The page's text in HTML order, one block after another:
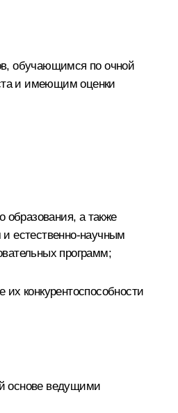
обучающимся по очной
и имеющим оценки
а также
естественно-научным
программ;
конкурентоспособности
основе ведущими